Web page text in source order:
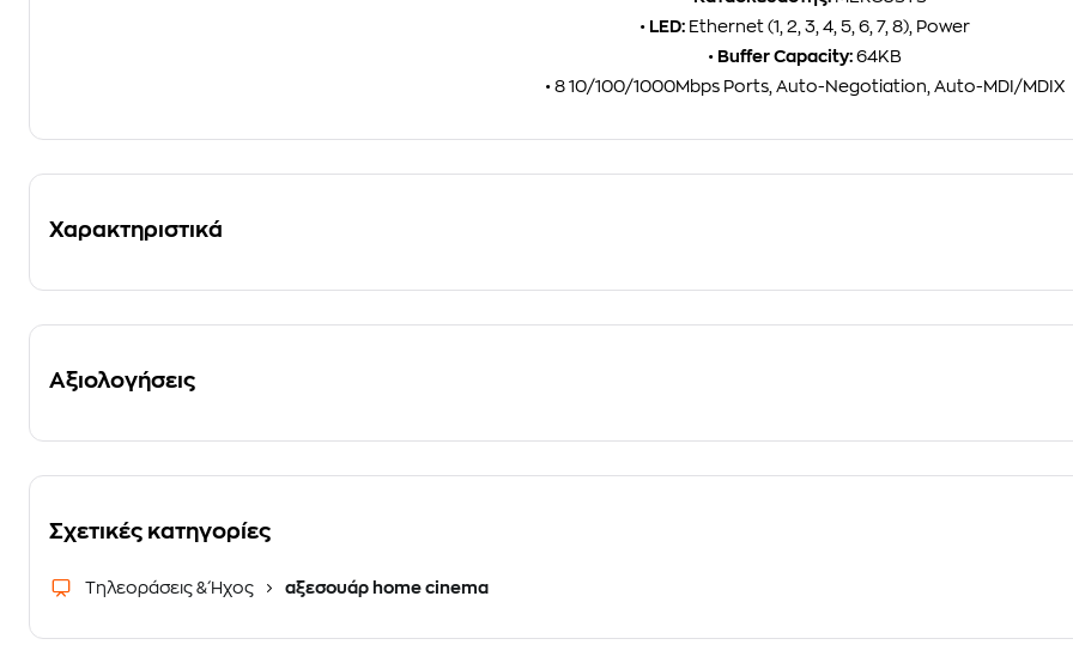
• LED: Ethernet (1, 2, 3, 4, 5, 6, 7, 8), Power
• Buffer Capacity: 64KB
• 8 10/100/1000Mbps Ports, Auto-Negotiation, Auto-MDI/MDIX
Χαρακτηριστικά
Αξιολογήσεις
Σχετικές κατηγορίες
Τηλεοράσεις & Ήχος αξεσουάρ home cinema